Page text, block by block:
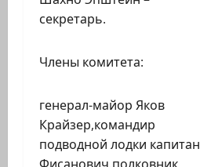
секретарь.
Члены комитета:
генерал-майор Яков
Крайзер,командир
подводной лодки капитан